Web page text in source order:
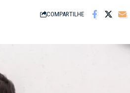
COMPARTILHE